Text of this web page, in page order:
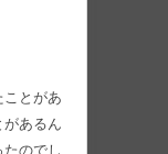
ことがあ
があるん
のでし